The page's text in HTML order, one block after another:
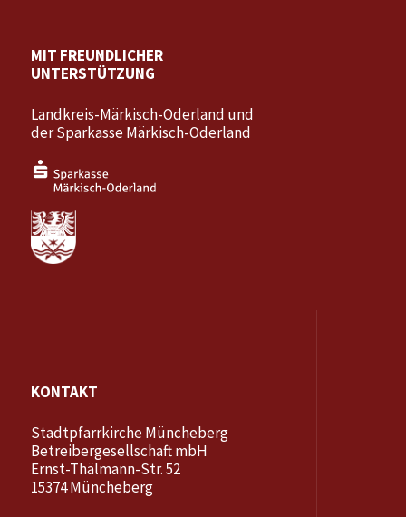
MIT FREUNDLICHER
UNTERSTÜTZUNG
Landkreis-Märkisch-Oderland und
der Sparkasse Märkisch-Oderland
KONTAKT
Stadtpfarrkirche Müncheberg
Betreibergesellschaft mbH
Ernst-Thälmann-Str. 52
15374 Müncheberg